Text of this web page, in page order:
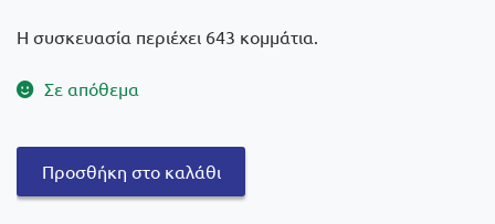
Η συσκευασία περιέχει 643 κομμάτια.
Σε απόθεμα
Technic:
Προσθήκη στο καλάθι